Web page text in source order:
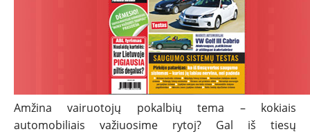
TESTAI
NAUJI
NAUDOTI
Amžina vairuotojų pokalbių tema – kokiais
automobiliais važiuosime rytoj? Gal iš tiesų